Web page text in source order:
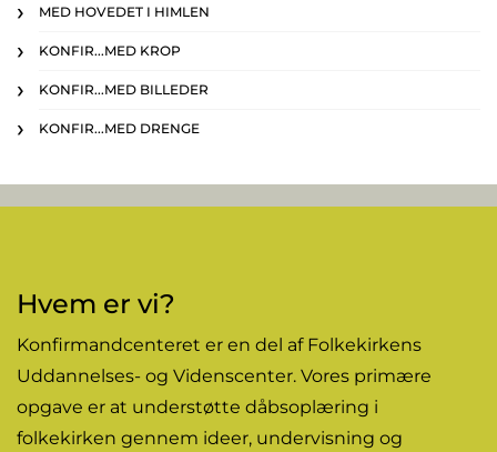
MED HOVEDET I HIMLEN
KONFIR...MED KROP
KONFIR...MED BILLEDER
KONFIR...MED DRENGE
Hvem er vi?
Konfirmandcenteret er en del af Folkekirkens
Uddannelses- og Videnscenter. Vores primære
opgave er at understøtte dåbsoplæring i
folkekirken gennem ideer, undervisning og